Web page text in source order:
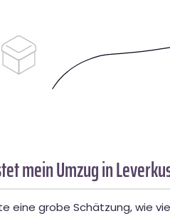
mein Umzug in
eine grobe Schätzung, wie